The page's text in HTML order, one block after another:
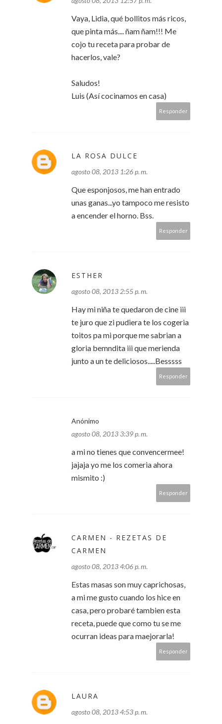
Vaya, Lidia, qué bollitos más ricos,
que pinta más.... ñam ñam!!! Me
cojo tu receta para probar de
hacerlos, vale?
Saludos!
Luis (Así cocinamos en casa)
Responder
LA ROSA DULCE
agosto 08, 2013 1:26 p. m.
Que esponjosos, me han entrado
unas ganas...yo tampoco me resisto
a encender el horno. Bss.
Responder
ESTHER
agosto 08, 2013 2:55 p. m.
Hay mi niña te quedaron de cine iii
te juro que zi pudiera te los cogeria
toitos pa mi porque me sabrian a
gloria bemndita iii que merienda
junto a un te deliciosos.....Besssss
Responder
Anónimo
agosto 08, 2013 3:39 p. m.
a mi no tienes que convencermee!
jajaja yo me los comeria ahora
mismito :)
Responder
CARMEN - REZETAS DE
CARMEN
agosto 08, 2013 4:06 p. m.
Estas masas son muy caprichosas,
a mi me gusto cuando los hice en
casa, pero probaré tambien esta
receta, puede que como tu se me
ocurran ideas para maejorarla!
Responder
LAURA
agosto 08, 2013 4:53 p. m.